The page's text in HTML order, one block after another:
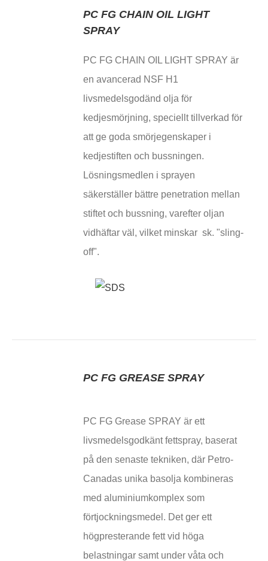
PC FG CHAIN OIL LIGHT
SPRAY
PC FG CHAIN ​​OIL LIGHT SPRAY är
en avancerad NSF H1
livsmedelsgodänd olja för
kedjesmörjning, speciellt tillverkad för
att ge goda smörjegenskaper i
kedjestiften och bussningen.
Lösningsmedlen i sprayen
säkerställer bättre penetration mellan
stiftet och bussning, varefter oljan
vidhäftar väl, vilket minskar sk. "sling-
off".
PC FG GREASE SPRAY
PC FG Grease SPRAY är ett
livsmedelsgodkänt fettspray, baserat
på den senaste tekniken, där Petro-
Canadas unika basolja kombineras
med aluminiumkomplex som
förtjockningsmedel. Det ger ett
högpresterande fett vid höga
belastningar samt under våta och